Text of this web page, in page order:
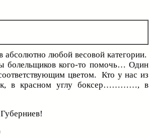
любой весовой категории.
болельщиков кого-то помочь… Один
цветом. Кто у нас из
в красном углу боксер…………, в